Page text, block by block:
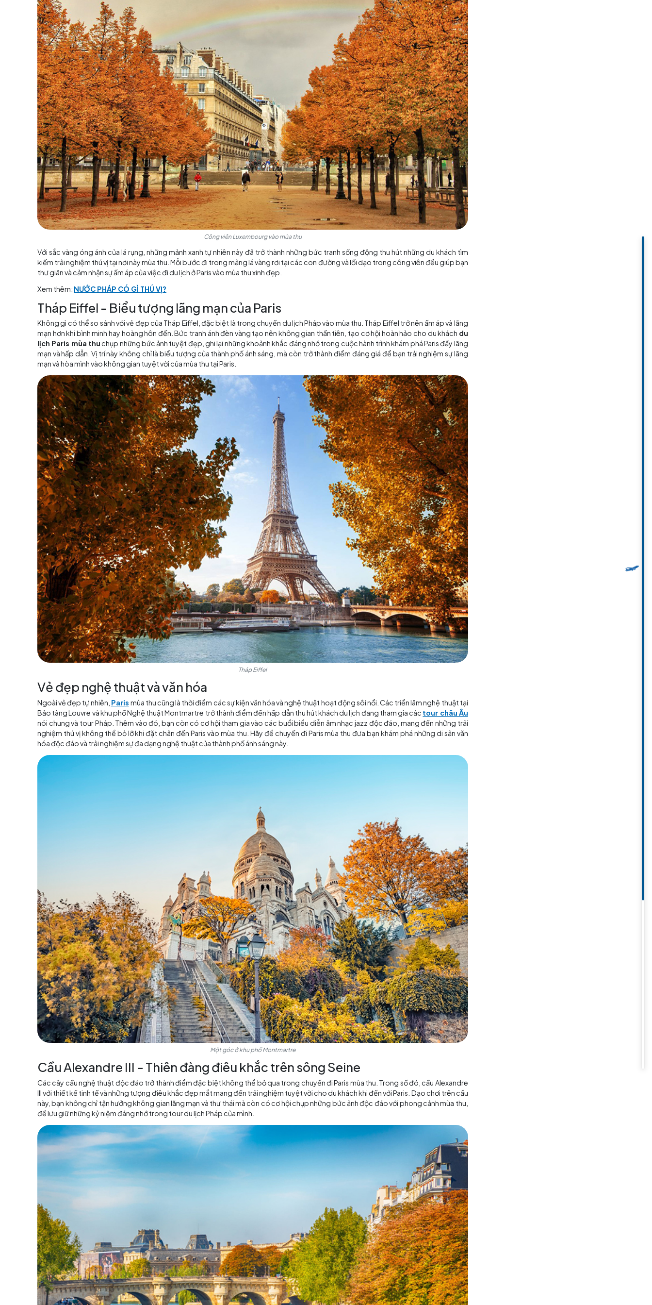
Công viên Luxembourg vào mùa thu
Với sắc vàng óng ánh của lá rụng, những mảnh xanh tự nhiên này đã trở thành những bức tranh sống động thu hút những du khách tìm
kiếm trải nghiệm thú vị tại nơi này mùa thu. Mỗi bước đi trong mảng lá vàng rơi tại các con đường và lối dạo trong công viên đều giúp bạn
thư giãn và cảm nhận sự ấm áp của việc đi du lịch ở Paris vào mùa thu xinh đẹp.
Xem thêm:NƯỚC PHÁP CÓ GÌ THÚ VỊ?
Tháp Eiffel - Biểu tượng lãng mạn của Paris
Không gì có thể so sánh với vẻ đẹp của Tháp Eiffel, đặc biệt là trong chuyến du lịch Pháp vào mùa thu. Tháp Eiffel trở nên ấm áp và lãng
mạn hơn khi bình minh hay hoàng hôn đến. Bức tranh ánh đèn vàng tạo nên không gian thần tiên, tạo cơ hội hoàn hảo cho du khách
lịch Paris mùa thuchụp những bức ảnh tuyệt đẹp, ghi lại những khoảnh khắc đáng nhớ trong cuộc hành trình khám phá Paris đầy lãng
mạn và hấp dẫn. Vị trí này không chỉ là biểu tượng của thành phố ánh sáng, mà còn trở thành điểm đáng giá để bạn trải nghiệm sự lãng
mạn và hòa mình vào không gian tuyệt vời của mùa thu tại Paris.
Tháp Eiffel
Vẻ đẹp nghệ thuật và văn hóa
Ngoài vẻ đẹp tự nhiên,Paris
mùa thu cũng là thời điểm các sự kiện văn hóa và nghệ thuật hoạt động sôi nổi. Các triển lãm nghệ thuật tại
Bảo tàng Louvre và khu phố Nghệ thuật Montmartre trở thành điểm đến hấp dẫn thu hút khách du lịch đang tham gia các
nói chung và tour Pháp. Thêm vào đó, bạn còn có cơ hội tham gia vào các buổi biểu diễn âm nhạc jazz độc đáo, mang đến những trải
nghiệm thú vị không thể bỏ lỡ khi đặt chân đến Paris vào mùa thu. Hãy để chuyến đi Paris mùa thu đưa bạn khám phá những di sản văn
hóa độc đáo và trải nghiệm sự đa dạng nghệ thuật của thành phố ánh sáng này.